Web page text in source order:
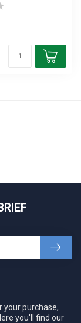
your purchase,
you'll find our